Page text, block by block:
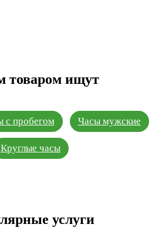
товаром ищут
с пробегом Часы мужские
Круглые часы
услуги